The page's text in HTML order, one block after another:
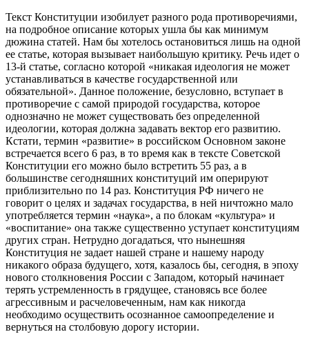
Текст Конституции изобилует разного рода противоречиями,
на подробное описание которых ушла бы как минимум
дюжина статей. Нам бы хотелось остановиться лишь на одной
ее статье, которая вызывает наибольшую критику. Речь идет о
13-й статье, согласно которой «никакая идеология не может
устанавливаться в качестве государственной или
обязательной». Данное положение, безусловно, вступает в
противоречие с самой природой государства, которое
однозначно не может существовать без определенной
идеологии, которая должна задавать вектор его развитию.
Кстати, термин «развитие» в российском Основном законе
встречается всего 6 раз, в то время как в тексте Советской
Конституции его можно было встретить 55 раз, а в
большинстве сегодняшних конституций им оперируют
приблизительно по 14 раз. Конституция РФ ничего не
говорит о целях и задачах государства, в ней ничтожно мало
употребляется термин «наука», а по блокам «культура» и
«воспитание» она также существенно уступает конституциям
других стран. Нетрудно догадаться, что нынешняя
Конституция не задает нашей стране и нашему народу
никакого образа будущего, хотя, казалось бы, сегодня, в эпоху
нового столкновения России с Западом, который начинает
терять устремленность в грядущее, становясь все более
агрессивным и расчеловеченным, нам как никогда
необходимо осуществить осознанное самоопределение и
вернуться на столбовую дорогу истории.